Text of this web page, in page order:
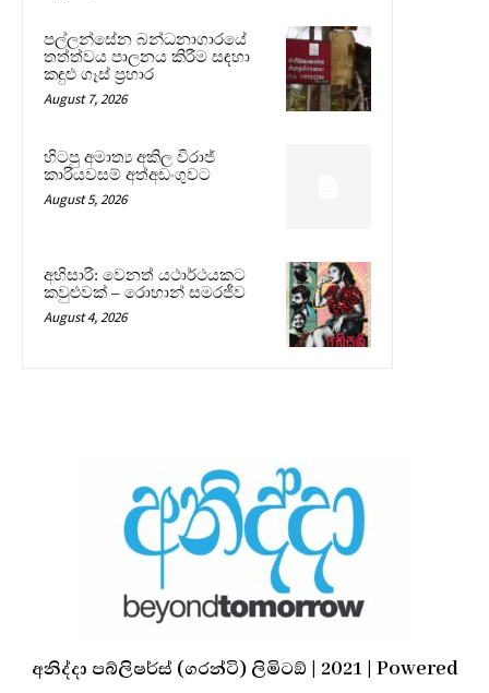
පල්ලන්සේන බන්ධනාගාරයේ
තත්ත්වය පාලනය කිරීම සඳහා
කඳුළු ගෑස් ප්‍රහාර
August 7, 2026
හිටපු අමාත්‍ය අකිල විරාජ්
කාරියවසම් අත්අඩංගුවට
August 5, 2026
අභිසාරී: වෙනත් යථාර්ථයකට
කවුළුවක් – රොහාන් සමරජීව
August 4, 2026
අනිද්දා පබ්ලිෂර්ස් (ගරන්ටි) ලිමිටඞ් | 2021 | Powered